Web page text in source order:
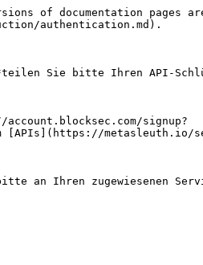
of documentation pages
authentication.md).
Sie bitte Ihren API-
signup?
[APIs](https://metasleuth.io/
an Ihren zugewiesenen